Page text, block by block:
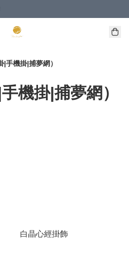
|手機掛|捕夢網）
機掛|捕夢網）
白晶心經掛飾